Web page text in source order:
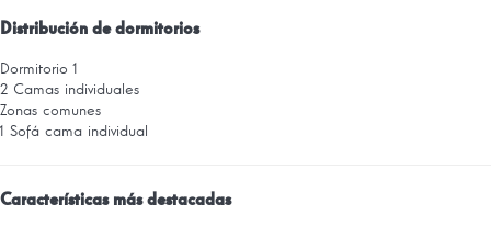
Distribución de dormitorios
Dormitorio 1
2 Camas individuales
Zonas comunes
1 Sofá cama individual
Características más destacadas